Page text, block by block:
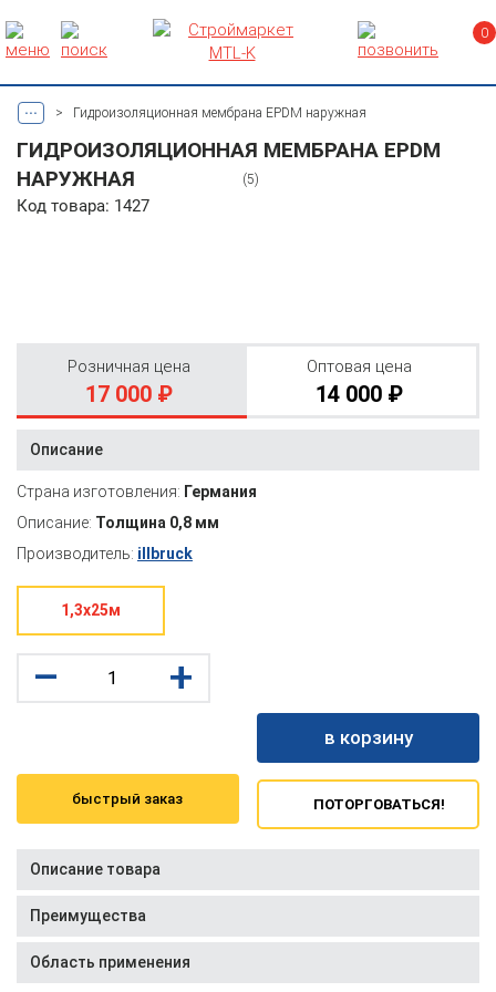
0
... > Гидроизоляционная мембрана EPDM наружная
ГИДРОИЗОЛЯЦИОННАЯ МЕМБРАНА EPDM
НАРУЖНАЯ
(5)
Код товара: 1427
Розничная цена
17 000 ₽
Оптовая цена
14 000 ₽
Описание
Страна изготовления: Германия
Описание: Толщина 0,8 мм
Производитель: illbruck
1,3x25м
– +
в корзину
быстрый заказ ПОТОРГОВАТЬСЯ!
Описание товара
Преимущества
Область применения